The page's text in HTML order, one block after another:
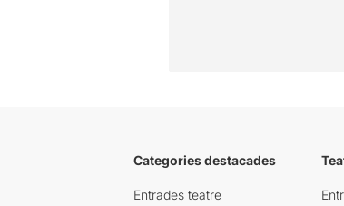
Categories destacades
Entrades teatre